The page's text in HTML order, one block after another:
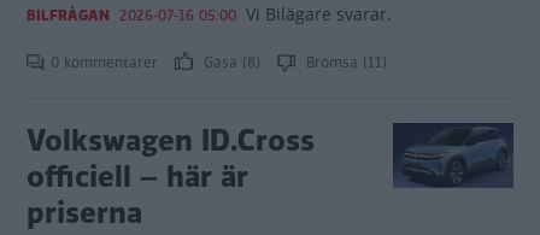
BILFRÅGAN 2026-07-16 05:00 Vi Bilägare svarar.
0 kommentarer Gasa (8) Bromsa (11)
Volkswagen ID.Cross
officiell – här är
priserna